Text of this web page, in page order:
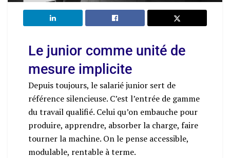
Le junior comme unité de
mesure implicite
Depuis toujours, le salarié junior sert de
référence silencieuse. C’est l’entrée de gamme
du travail qualifié. Celui qu’on embauche pour
produire, apprendre, absorber la charge, faire
tourner la machine. On le pense accessible,
modulable, rentable à terme.